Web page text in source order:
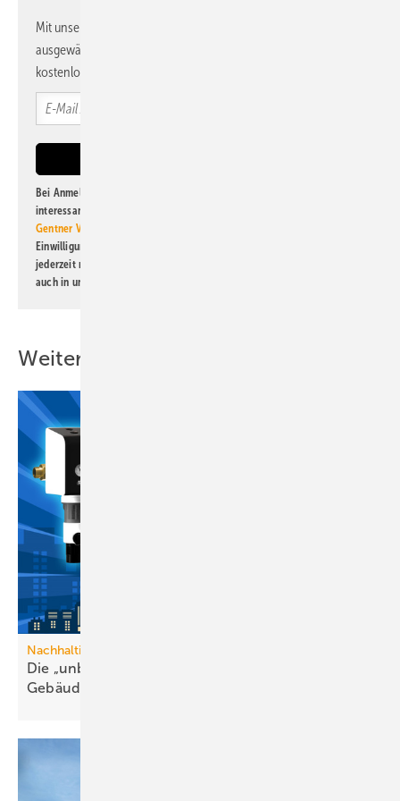
Mit unserem Newsletter erhalten Sie regelmäßig von uns
ausgewählte Informationen und Neuigkeiten, gebündelt und
kostenlos direkt ins Postfach.
Bei Anmeldung zu diesem Newsletter bin ich damit einverstanden, über
interessante Verlags- und Online-Angebote
Gentner Verlag GmbH & Co. KG
Einwilligung kann ich jederzeit widerrufen und eine Abmeldung ist
jederzeit möglich. Informationen zum Umgang mit Daten finden Sie
auch in unserer
Weitere Inhalte
Nachhaltige Trinkwasserversorgung
Die „unbesungenen Helden“ in der
Gebäude­technik